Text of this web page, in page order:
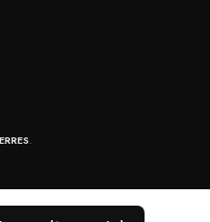
.